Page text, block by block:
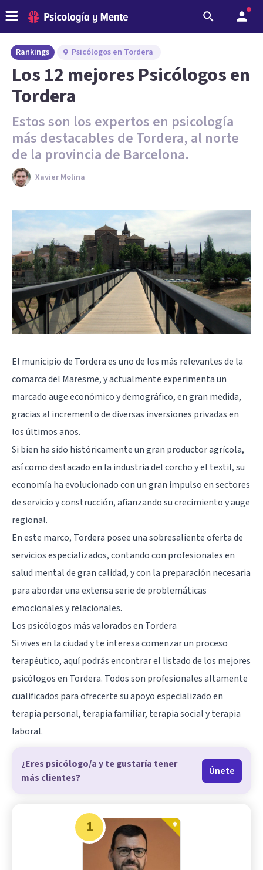
Rankings Psicólogos en Tordera
Los 12 mejores Psicólogos en
Tordera
Estos son los expertos en psicología
más destacables de Tordera, al norte
de la provincia de Barcelona.
Xavier Molina
El municipio de Tordera es uno de los más relevantes de la
comarca del Maresme, y actualmente experimenta un
marcado auge económico y demográfico, en gran medida,
gracias al incremento de diversas inversiones privadas en
los últimos años.
Si bien ha sido históricamente un gran productor agrícola,
así como destacado en la industria del corcho y el textil, su
economía ha evolucionado con un gran impulso en sectores
de servicio y construcción, afianzando su crecimiento y auge
regional.
En este marco, Tordera posee una sobresaliente oferta de
servicios especializados, contando con profesionales en
salud mental de gran calidad, y con la preparación necesaria
para abordar una extensa serie de problemáticas
emocionales y relacionales.
Los psicólogos más valorados en Tordera
Si vives en la ciudad y te interesa comenzar un proceso
terapéutico, aquí podrás encontrar el listado de los mejores
psicólogos en Tordera. Todos son profesionales altamente
cualificados para ofrecerte su apoyo especializado en
terapia personal, terapia familiar, terapia social y terapia
laboral.
¿Eres psicólogo/a y te gustaría tener
más clientes?
Únete
1